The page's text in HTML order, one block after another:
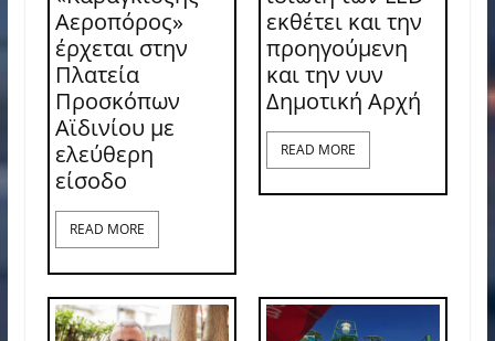
Αεροπόρος»
έρχεται στην
Πλατεία
Προσκόπων
Αϊδινίου με
ελεύθερη
είσοδο
READ MORE
εκθέτει και την
προηγούμενη
και την νυν
Δημοτική Αρχή
READ MORE